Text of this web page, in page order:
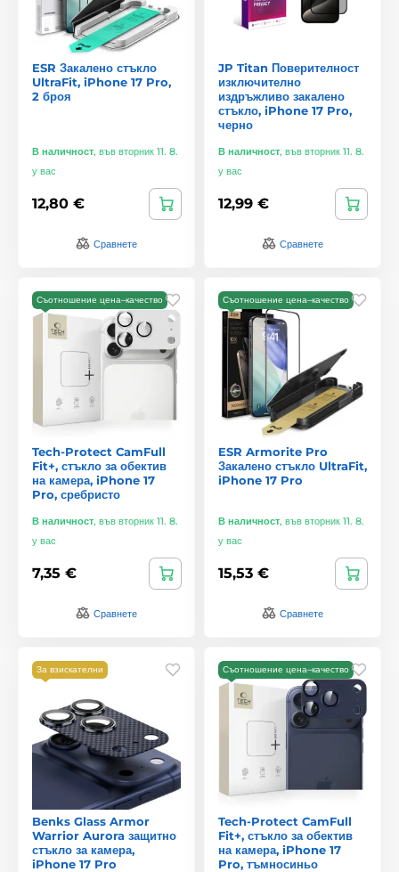
ESR Закалено стъкло
UltraFit, iPhone 17 Pro,
2 броя
В наличност, във вторник 11. 8.
у вас
12,80 €
Сравнете
JP Titan Поверителност
изключително
издръжливо закалено
стъкло, iPhone 17 Pro,
черно
В наличност, във вторник 11. 8.
у вас
12,99 €
Сравнете
Съотношение цена–качество
Tech-Protect CamFull
Fit+, стъкло за обектив
на камера, iPhone 17
Pro, сребристо
В наличност, във вторник 11. 8.
у вас
7,35 €
Сравнете
Съотношение цена–качество
ESR Armorite Pro
Закалено стъкло UltraFit,
iPhone 17 Pro
В наличност, във вторник 11. 8.
у вас
15,53 €
Сравнете
За взискателни
Benks Glass Armor
Warrior Aurora защитно
стъкло за камера,
iPhone 17 Pro
Съотношение цена–качество
Tech-Protect CamFull
Fit+, стъкло за обектив
на камера, iPhone 17
Pro, тъмносиньо